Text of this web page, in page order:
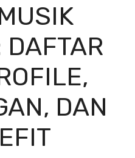
DAN